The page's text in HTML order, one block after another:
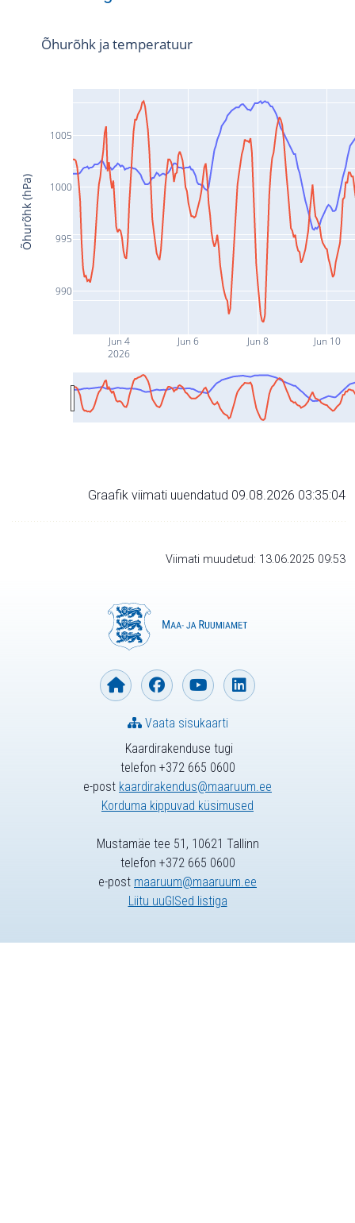
Jun 4
2026
Jun 6 Jun 8 Jun 10
990
995
1000
1005
Õhurõhk ja temperatuur
Õhurõhk (hPa)
Graafik viimati uuendatud 09.08.2026 03:35:04
Viimati muudetud: 13.06.2025 09:53
Kaardirakenduse tugi
telefon +372 665 0600
e-post kaardirakendus@maaruum.ee
Korduma kippuvad küsimused
Vaata sisukaarti
Mustamäe tee 51, 10621 Tallinn
telefon +372 665 0600
e-post maaruum@maaruum.ee
Liitu uuGISed listiga